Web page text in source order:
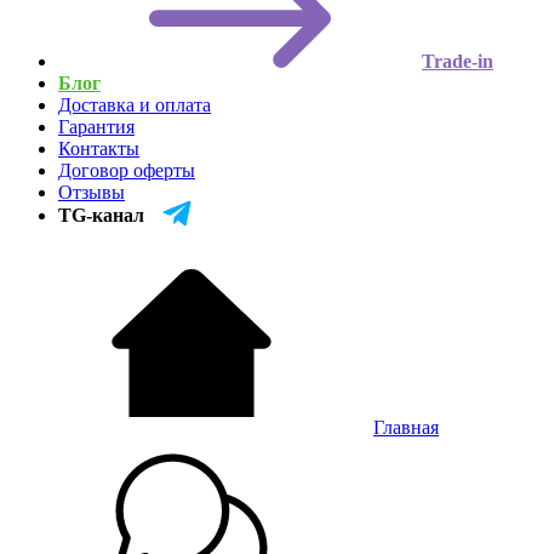
Trade-in
Блог
Доставка и оплата
Гарантия
Контакты
Договор оферты
Отзывы
TG-канал
Главная